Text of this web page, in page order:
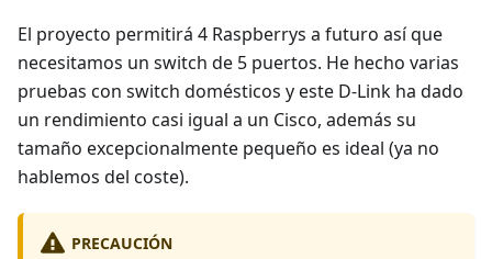
El proyecto permitirá 4 Raspberrys a futuro así que
necesitamos un switch de 5 puertos. He hecho varias
pruebas con switch domésticos y este D-Link ha dado
un rendimiento casi igual a un Cisco, además su
tamaño excepcionalmente pequeño es ideal (ya no
hablemos del coste).
PRECAUCIÓN